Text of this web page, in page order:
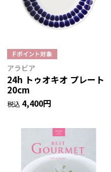
アラビア
24h トゥオキオ プレート
20cm
税込 4,400円